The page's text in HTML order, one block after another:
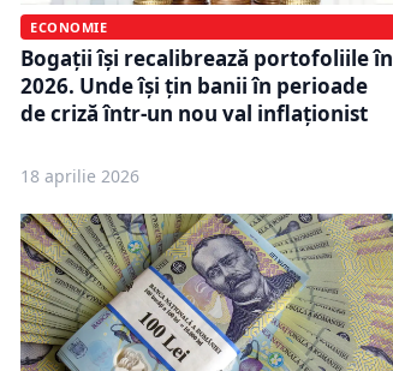
ECONOMIE
Bogații își recalibrează portofoliile în
2026. Unde își țin banii în perioade
de criză într-un nou val inflaționist
18 aprilie 2026